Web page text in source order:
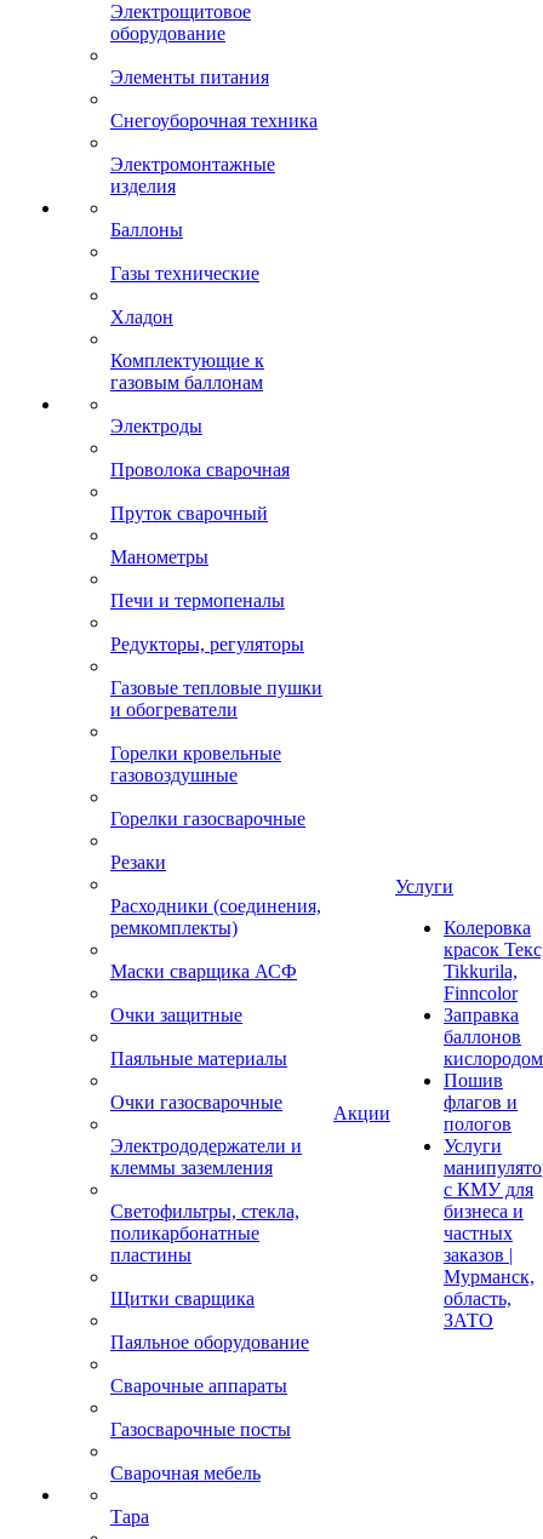
Электрощитовое
оборудование
Элементы питания
Снегоуборочная техника
Электромонтажные
изделия
Баллоны
Газы технические
Хладон
Комплектующие к
газовым баллонам
Электроды
Проволока сварочная
Пруток сварочный
Манометры
Печи и термопеналы
Редукторы, регуляторы
Газовые тепловые пушки
и обогреватели
Горелки кровельные
газовоздушные
Горелки газосварочные
Резаки
Расходники (соединения,
ремкомплекты)
Маски сварщика АСФ
Очки защитные
Паяльные материалы
Очки газосварочные
Электрододержатели и
клеммы заземления
Светофильтры, стекла,
поликарбонатные
пластины
Щитки сварщика
Паяльное оборудование
Сварочные аппараты
Газосварочные посты
Сварочная мебель
Тара
Акции
Услуги
Колеровка
красок
Tikkurila,
Finncolor
Заправка
баллонов
кислородом
Пошив
флагов и
пологов
Услуги
с КМУ для
бизнеса и
частных
заказов |
Мурманск,
область,
ЗАТО